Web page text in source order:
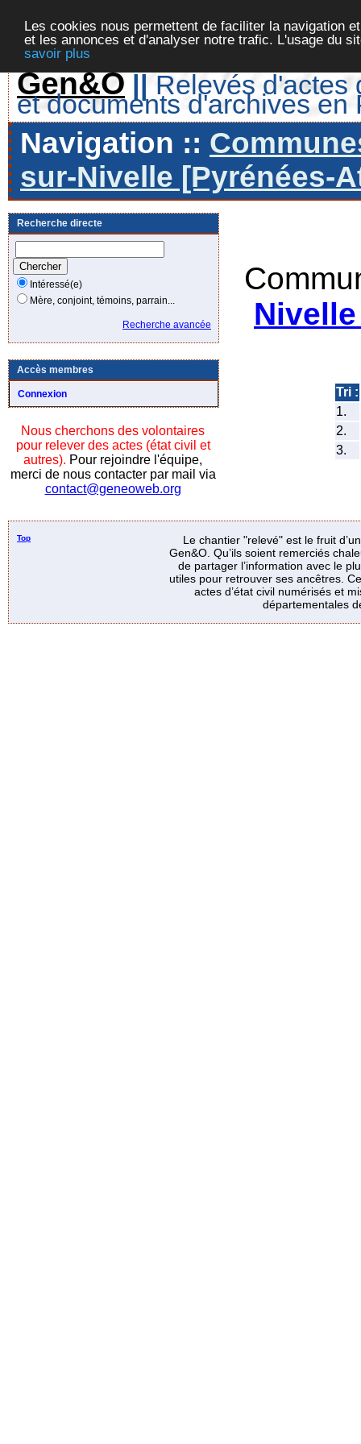
Les cookies nous permettent de faciliter la navigation
et les annonces et d'analyser notre trafic. L'usage du
savoir plus
Gen&O || Relevés d'actes
et documents d'archives en
Navigation ::
sur-Nivelle [Pyrénées-
Recherche directe
Intéressé(e)
Mère, conjoint, témoins, parrain...
Recherche avancée
Accès membres
Connexion
Nous cherchons des volontaires
pour relever des actes (état civil et
autres). Pour rejoindre l'équipe,
merci de nous contacter par mail via
contact@geneoweb.org
Tri :
1.
2.
3.
Top
Le chantier "relevé" est le fruit
Gen&O. Qu’ils soient remerciés
de partager l’information avec le
utiles pour retrouver ses ancêtres.
actes d’état civil numérisés et
départementales